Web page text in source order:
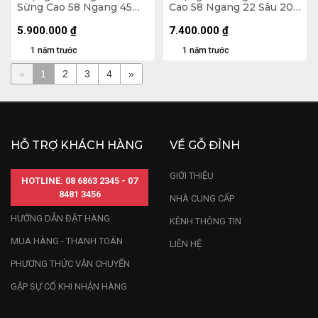
Sừng Cao 58 Ngang 45
1 năm trước
5.900.000 ₫
Cao 58 Ngang 22 Sâu 20
1 năm trước
7.400.000 ₫
« 1 2 3 4 »
HỖ TRỢ KHÁCH HÀNG
HOTLINE: 08 6863 2345 - 07
8481 3456
HƯỚNG DẪN ĐẶT HÀNG
MUA HÀNG - THANH TOÁN
PHƯƠNG THỨC VẬN CHUYỂN
GẶP SỰ CỐ KHI NHẬN HÀNG
VỀ GỖ ĐỈNH
GIỚI THIỆU
NHÀ CUNG CẤP
KÊNH THÔNG TIN
LIÊN HỆ